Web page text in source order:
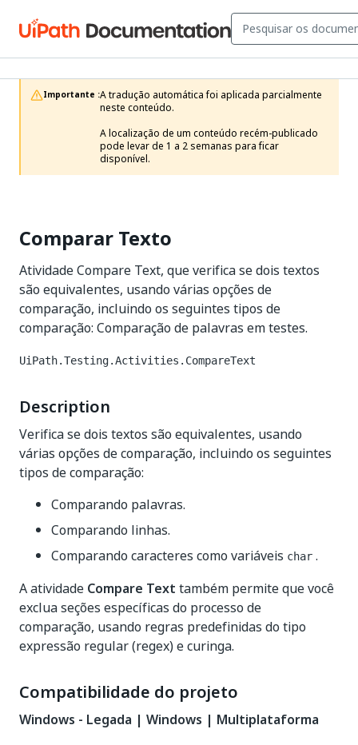
Importante :A tradução automática foi aplicada parcialmente
neste conteúdo.
A localização de um conteúdo recém-publicado
pode levar de 1 a 2 semanas para ficar
disponível.
Comparar Texto
Atividade Compare Text, que verifica se dois textos
são equivalentes, usando várias opções de
comparação, incluindo os seguintes tipos de
comparação: Comparação de palavras em testes.
UiPath.Testing.Activities.CompareText
Description
Verifica se dois textos são equivalentes, usando
várias opções de comparação, incluindo os seguintes
tipos de comparação:
Comparando palavras.
Comparando linhas.
Comparando caracteres como variáveis char .
A atividade Compare Text também permite que você
exclua seções específicas do processo de
comparação, usando regras predefinidas do tipo
expressão regular (regex) e curinga.
Compatibilidade do projeto
Windows - Legada | Windows | Multiplataforma